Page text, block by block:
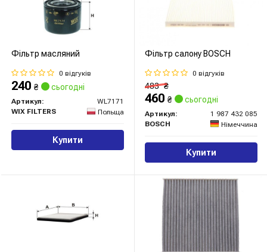
Фільтр масляний
0 відгуків
240 ₴ сьогодні
Артикул:
WL7171
WIX FILTERS
Польща
Купити
Фільтр салону BOSCH
0 відгуків
483₴
460 ₴ сьогодні
Артикул:
1 987 432 085
BOSCH
Німеччина
Купити